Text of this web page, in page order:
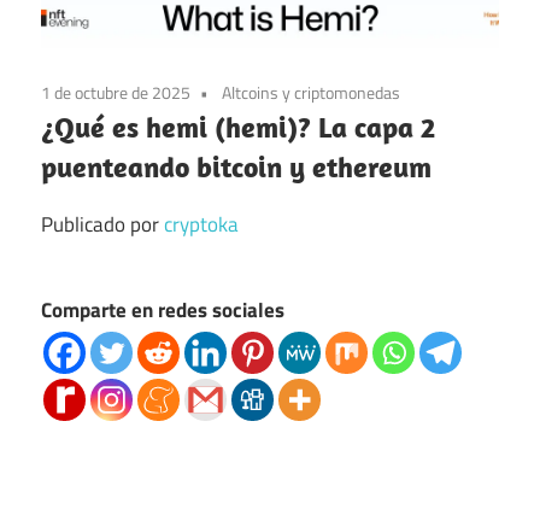
1 de octubre de 2025 Altcoins y criptomonedas
¿Qué es hemi (hemi)? La capa 2
puenteando bitcoin y ethereum
Publicado porcryptoka
Comparte en redes sociales